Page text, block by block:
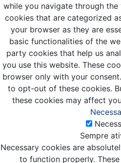
while you navigate through
cookies that are categorized
your browser as they are
basic functionalities of the
party cookies that help us
you use this website. These
browser only with your
to opt-out of these cookies.
these cookies may affect
Sempre
Necessary cookies are
to function properly.